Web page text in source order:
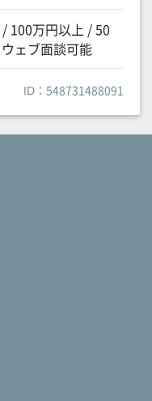
100万円以上 / 50
ェブ面談可能
ID：548731488091